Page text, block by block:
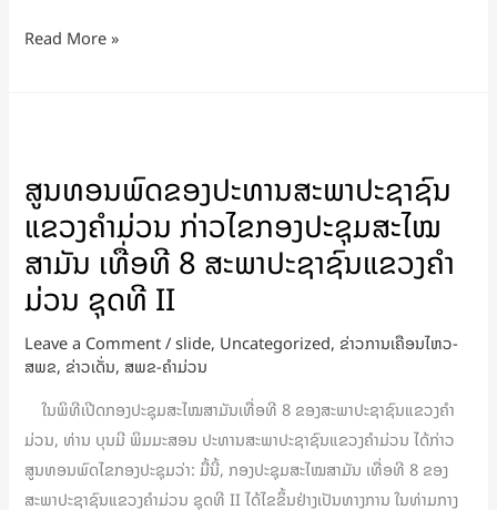
Read More »
ສູນທອນພົດຂອງປະທານສະພາປະຊາຊົນ
ແຂວງຄຳມ່ວນ ກ່າວໄຂກອງປະຊຸມສະໄໝ
ສາມັນ ເທື່ອທີ 8 ສະພາປະຊາຊົນແຂວງຄຳ
ມ່ວນ ຊຸດທີ II
Leave a Comment/slide, Uncategorized, ຂ່າວການເຄືອນໄຫວ-
ສພຂ, ຂ່າວເດັ່ນ, ສພຂ-ຄໍາມ່ວນ
ໃນພິທີເປີດກອງປະຊຸມສະໄໝສາມັນເທື່ອທີ 8 ຂອງສະພາປະຊາຊົນແຂວງຄຳ
ມ່ວນ, ທ່ານ ບຸນມີ ພິມມະສອນ ປະທານສະພາປະຊາຊົນແຂວງຄຳມ່ວນ ໄດ້ກ່າວ
ສູນທອນພົດໄຂກອງປະຊຸມວ່າ: ມື້ນີ້, ກອງປະຊຸມສະໄໝສາມັນ ເທື່ອທີ 8 ຂອງ
ສະພາປະຊາຊົນແຂວງຄຳມ່ວນ ຊຸດທີ II ໄດ້ໄຂຂຶ້ນຢ່າງເປັນທາງການ ໃນທ່າມກາງ
ປະທານ
ສະພາ
ປະຊາຊົນ
ແຂວງ
ຄຳ
ມ່ວນ
ກ່າວ
ກອງ
ປະຊຸມ
ສະໄໝ